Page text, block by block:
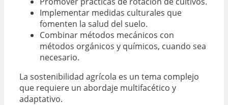
Implementar medidas culturales que
fomenten la salud del suelo.
Combinar métodos mecánicos con
métodos orgánicos y químicos, cuando sea
necesario.
La sostenibilidad agrícola es un tema complejo
que requiere un abordaje multifacético y
adaptativo.